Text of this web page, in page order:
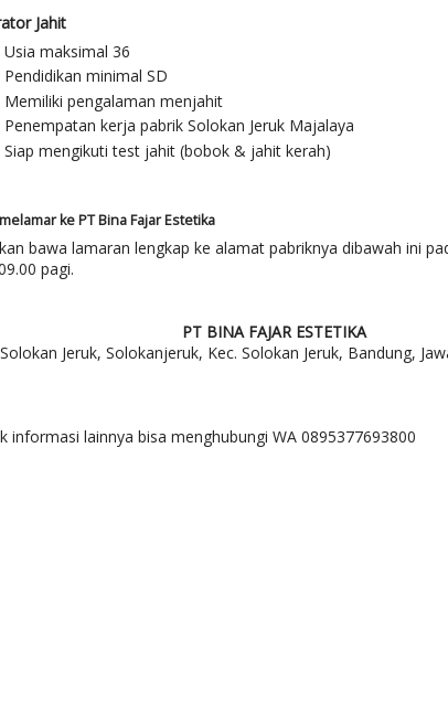
Jahit
Usia maksimal 36
Pendidikan minimal SD
Memiliki pengalaman menjahit
Penempatan kerja pabrik Solokan Jeruk Majalaya
Siap mengikuti test jahit (bobok & jahit kerah)
ke PT Bina Fajar Estetika
bawa lamaran lengkap ke alamat pabriknya dibawah ini
pagi.
PT BINA FAJAR ESTETIKA
Solokan Jeruk, Solokanjeruk, Kec. Solokan Jeruk, Bandung,
informasi lainnya bisa menghubungi WA 0895377693800